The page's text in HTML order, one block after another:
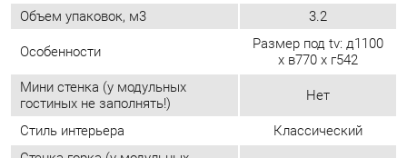
Стиль интерьера
Классический
гостиных не заполнять!)
Нет
ОТЗЫВЫ
Пока нет отзывов, поделитесь первым своим мнением.